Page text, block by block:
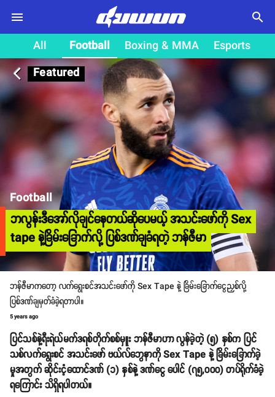
search
All Football Boxing & MMA
Esports
Featured
arrow_back_ios
Football
ဘလွန်းဒီအော်လိုချင်နေတယ်ဆိုပေမယ့် အသင်းဖော်ကို Sex
tape နဲ့ခြိမ်းခြောက်လို့ ပြစ်ဒဏ်ချခံရတဲ့ ဘန်ဇီမာ
ဘန်ဇီမာကတော့ လက်ရွေးစင်အသင်းဖော်ကို Sex Tape နဲ့ ခြိမ်းခြောက်ငွေညှစ်လို့
ပြစ်ဒဏ်ချမှတ်ခံခဲ့ရတာပါ။
5 years ago
ပြင်သစ်နဲ့ရီးရဲယ်မက်ဒရစ်တိုက်စစ်မှူး ဘန်ဇီမာဟာ လွန်ခဲ့တဲ့ (၅) နှစ်က ပြင်
သစ်လက်ရွေးစင် အသင်းဖော် ဗယ်လ်ဘွေနာကို Sex Tape နဲ့ ခြိမ်းခြောက်ခဲ့
မှုအတွက် ဆိုင်းငံ့ထောင်ဒဏ် (၁) နှစ်နဲ့ ဒဏ်ငွေ ပေါင် (၇၅,၀၀၀) တပ်ရိုက်ခံခဲ့
ရကြောင်း သိရှိရပါတယ်။